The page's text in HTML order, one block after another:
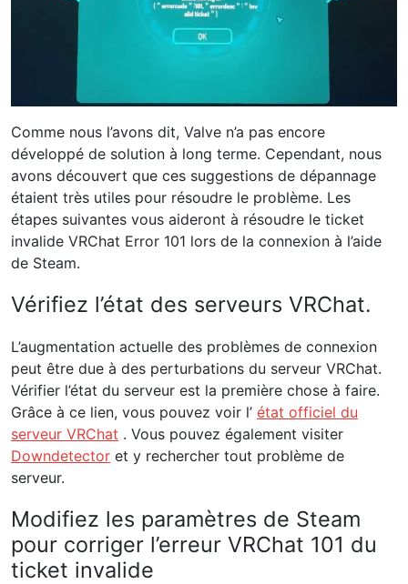
Comme nous l’avons dit, Valve n’a pas encore
développé de solution à long terme. Cependant, nous
avons découvert que ces suggestions de dépannage
étaient très utiles pour résoudre le problème. Les
étapes suivantes vous aideront à résoudre le ticket
invalide VRChat Error 101 lors de la connexion à l’aide
de Steam.
Vérifiez l’état des serveurs VRChat.
L’augmentation actuelle des problèmes de connexion
peut être due à des perturbations du serveur VRChat.
Vérifier l’état du serveur est la première chose à faire.
Grâce à ce lien, vous pouvez voir l’ état officiel du
serveur VRChat . Vous pouvez également visiter
Downdetector et y rechercher tout problème de
serveur.
Modifiez les paramètres de Steam
pour corriger l’erreur VRChat 101 du
ticket invalide